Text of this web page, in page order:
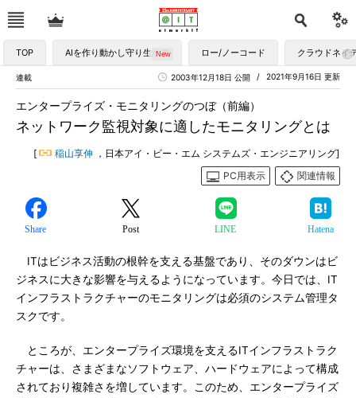
TOP AIを作り動かし守り生かす ロー/ノーコード クラウドネイ
連載 2021年9月16日 更新
2003年12月18日 公開
ネットワーク監視対象に適したモニタリングとは
エンタープライズ・モニタリングのつぼ（前編）
[ 稲山享伸 ，日本アイ・ビー・エム システムズ・エンジニアリング]
PC用表示
関連情報
Share Post LINE Hatena
ITはビジネス活動の根幹を支える基盤であり、そのダウンはビ
ジネスに大きな影響を与えるようになっています。今日では、IT
インフラストラクチャーのモニタリングは必須のシステム管理タ
スクです。
ところが、エンタープライズ環境を支えるITインフラストラク
チャーは、さまざまなソフトウェア、ハードウェアによって構成
されており複雑さを増しています。このため、エンタープライズ